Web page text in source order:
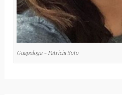
Guapologa - Patricia Soto